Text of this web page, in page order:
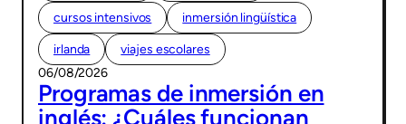
cursos intensivos inmersión lingüística
irlanda
viajes escolares
06/08/2026
Programas de inmersión en
inglés: ¿Cuáles funcionan